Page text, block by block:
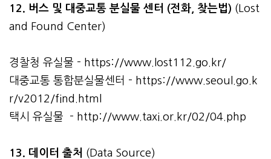
12. 버스 및 대중교통 분실물 센터 (전화, 찾는법) (Lost
and Found Center)
경찰청 유실물 - https://www.lost112.go.kr/
대중교통 통합분실물센터 - https://www.seoul.go.k
r/v2012/find.html
택시 유실물 - http://www.taxi.or.kr/02/04.php
13. 데이터 출처 (Data Source)